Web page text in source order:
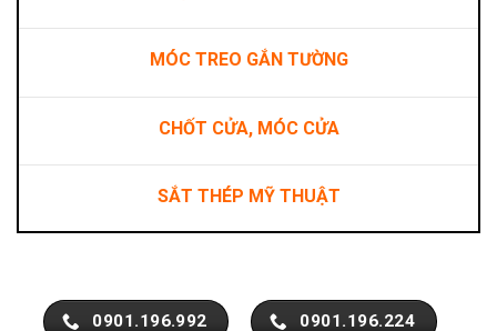
MÓC TREO GẮN TƯỜNG
CHỐT CỬA, MÓC CỬA
SẮT THÉP MỸ THUẬT
0901.196.992 0901.196.224